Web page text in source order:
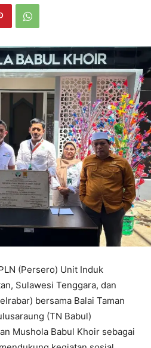
(Persero) Unit Induk
Sulawesi Tenggara, dan
bersama Balai Taman
(TN Babul)
Mushola Babul Khoir sebagai